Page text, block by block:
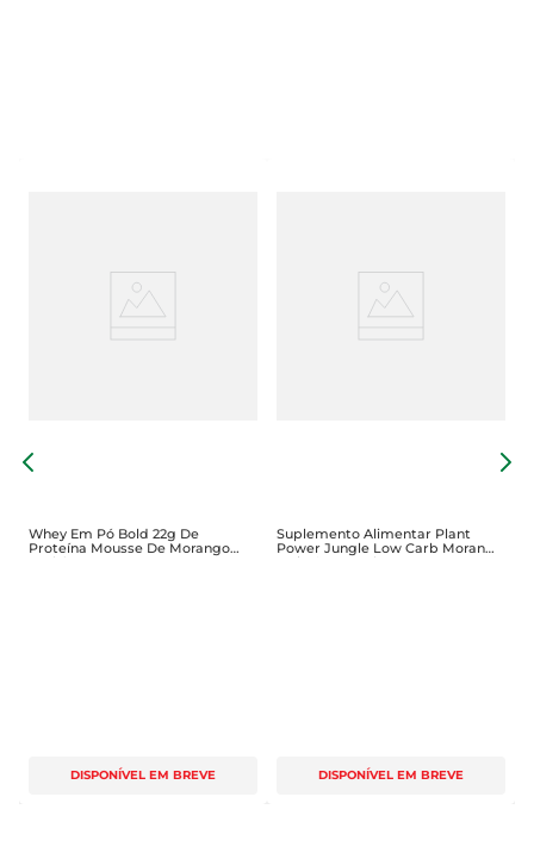
Whey Em Pó Bold 22g De
Proteína Mousse De Morango
Sachê 30g
DISPONÍVEL EM BREVE
Suplemento Alimentar Plant
Power Jungle Low Carb Morango
E Limão 500ml
DISPONÍVEL EM BREVE